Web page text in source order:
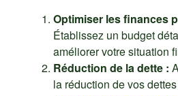
Optimiser les finances
Établissez un budget
améliorer votre situation
Réduction de la dette :
la réduction de vos